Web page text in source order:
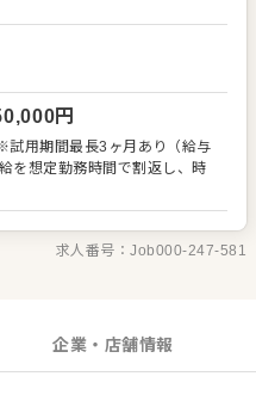
らない「現場のトータルプロ
では、試合開始前の高揚感や
ら、スピーディーかつ丁寧な
、新木場の拠点を軸とした在
設営、共に働くアルバイトス
せします。 この仕事の
者が訪れる「非日常の空間」
あります。 天候や対戦カード
様の笑顔として直結する瞬間
年間は先輩が
応力を身につけられる店舗ス
のシーズンをスタートさせま
円
を想定勤務時間で割返し、時
求人番号：Job000-247-581
企業・店舗情報